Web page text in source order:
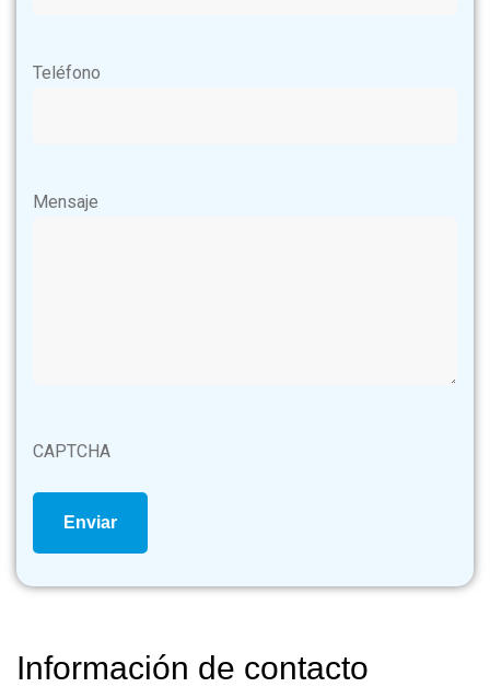
Teléfono
Mensaje
CAPTCHA
Información de contacto